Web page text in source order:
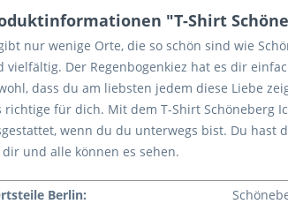
"T-Shirt
nur wenige Orte, die so schön sind wie
vielfältig. Der Regenbogenkiez hat es dir
dass du am liebsten jedem diese Liebe
richtige für dich. Mit dem T-Shirt Schöneberg
wenn du du unterwegs bist. Du hast
dir und alle können es sehen.
Berlin: